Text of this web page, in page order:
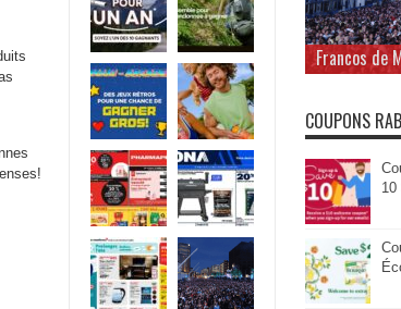
Francos de
COUPONS
10